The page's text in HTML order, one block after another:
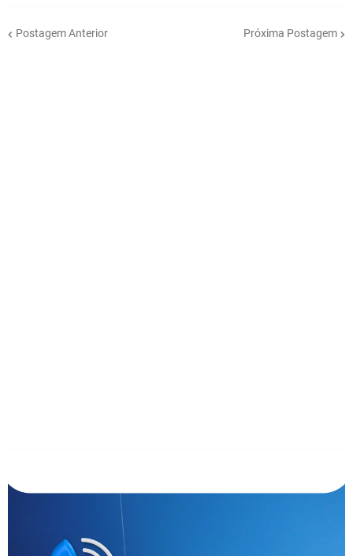
Postagem Anterior Próxima Postagem